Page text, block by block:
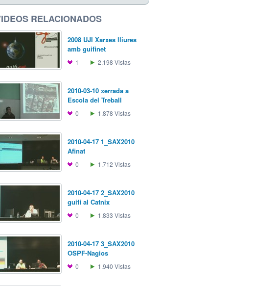
RELACIONADOS
2008 UJI Xarxes lliures
amb guifinet
1 2.198 Vistas
2010-03-10 xerrada a
Escola del Treball
0 1.878 Vistas
2010-04-17 1_SAX2010
Afinat
0 1.712 Vistas
2010-04-17 2_SAX2010
guifi al Catnix
0 1.833 Vistas
2010-04-17 3_SAX2010
OSPF-Nagios
0 1.940 Vistas